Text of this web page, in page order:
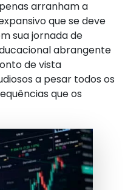
arranham a
que se deve
sua jornada de
abrangente
de vista
a pesar todos os
que os